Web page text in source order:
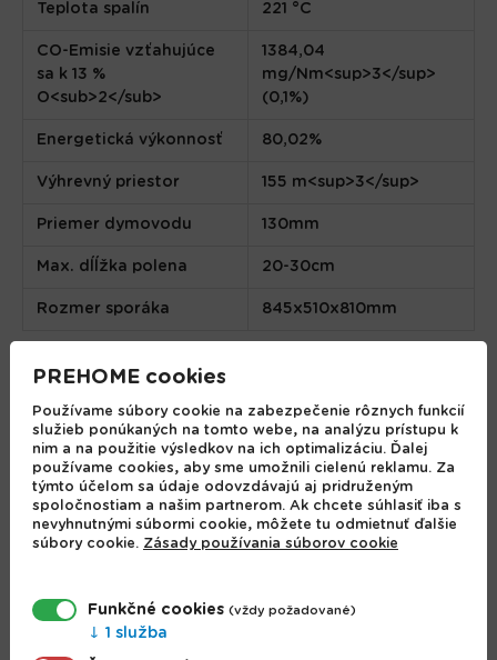
Teplota spalín 221 °C
CO-Emisie vzťahujúce
sa k 13 %
O<sub>2</sub>
1384,04
mg/Nm<sup>3</sup>
(0,1%)
Energetická výkonnosť 80,02%
Výhrevný priestor 155 m<sup>3</sup>
Priemer dymovodu 130mm
Max. dĺĺžka polena 20-30cm
Rozmer sporáka 845x510x810mm
ODPORÚČANÉ PRODUKTY
PREHOME cookies
Používame súbory cookie na zabezpečenie rôznych funkcií
služieb ponúkaných na tomto webe, na analýzu prístupu k
nim a na použitie výsledkov na ich optimalizáciu. Ďalej
používame cookies, aby sme umožnili cielenú reklamu. Za
týmto účelom sa údaje odovzdávajú aj pridruženým
spoločnostiam a našim partnerom. Ak chcete súhlasiť iba s
nevyhnutnými súbormi cookie, môžete tu odmietnuť ďalšie
súbory cookie. Zásady používania súborov cookie
Funkčné cookies (vždy požadované)
1 služba